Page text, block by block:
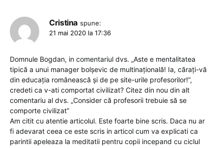
Cristina spune:
21 mai 2020 la 17:36
Domnule Bogdan, in comentariul dvs. „Aste e mentalitatea
tipică a unui manager bolșevic de multinațională! Ia, cărați-vă
din educația românească și de pe site-urile profesorilor!”,
credeti ca v-ati comportat civilizat? Citez din nou din alt
comentariu al dvs. „Consider că profesorii trebuie să se
comporte civilizat”
Am citit cu atentie articolul. Este foarte bine scris. Daca nu ar
fi adevarat ceea ce este scris in articol cum va explicati ca
parintii apeleaza la meditatii pentru copii incepand cu ciclul